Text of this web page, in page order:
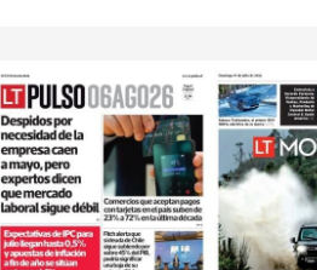
Opens in new window Opens in